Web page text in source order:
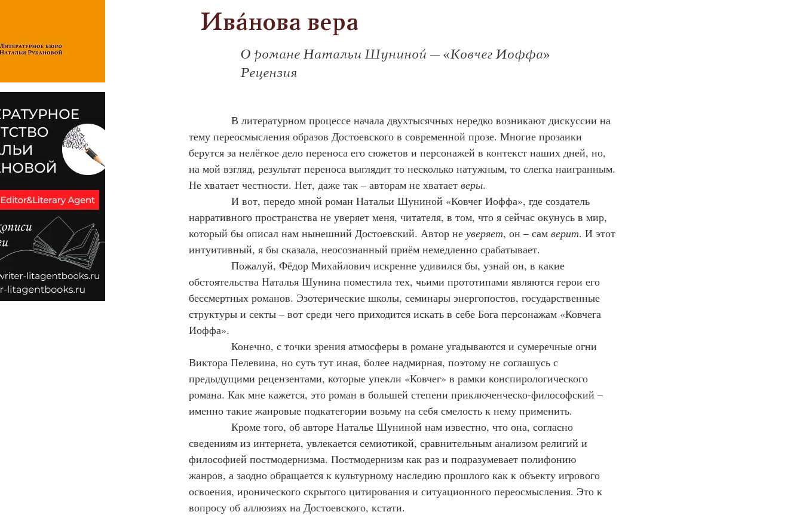
Ивáнова вера
О романе Натальи Шуниной – «Ковчег Иоффа»
Рецензия
В литературном процессе начала двухтысячных нередко возникают дискуссии на
тему переосмысления образов Достоевского в современной прозе. Многие прозаики
берутся за нелёгкое дело переноса его сюжетов и персонажей в контекст наших дней, но,
на мой взгляд, результат переноса выглядит то несколько натужным, то слегка наигранным.
Не хватает честности. Нет, даже так – авторам не хватает веры.
И вот, передо мной роман Натальи Шуниной «Ковчег Иоффа», где создатель
нарративного пространства не уверяет меня, читателя, в том, что я сейчас окунусь в мир,
который бы описал нам нынешний Достоевский. Автор не уверяет, он – сам верит. И этот
интуитивный, я бы сказала, неосознанный приём немедленно срабатывает.
Пожалуй, Фёдор Михайлович искренне удивился бы, узнай он, в какие
обстоятельства Наталья Шунина поместила тех, чьими прототипами являются герои его
бессмертных романов. Эзотерические школы, семинары энергопостов, государственные
структуры и секты – вот среди чего приходится искать в себе Бога персонажам «Ковчега
Иоффа».
Конечно, с точки зрения атмосферы в романе угадываются и сумеречные огни
Виктора Пелевина, но суть тут иная, более надмирная, поэтому не соглашусь с
предыдущими рецензентами, которые упекли «Ковчег» в рамки конспирологического
романа. Как мне кажется, это роман в большей степени приключенческо-философский –
именно такие жанровые подкатегории возьму на себя смелость к нему применить.
Кроме того, об авторе Наталье Шуниной нам известно, что она, согласно
сведениям из интернета, увлекается семиотикой, сравнительным анализом религий и
философией постмодернизма. Постмодернизм как раз и подразумевает полифонию
жанров, а заодно обращается к культурному наследию прошлого как к объекту игрового
освоения, иронического скрытого цитирования и ситуационного переосмысления. Это к
вопросу об аллюзиях на Достоевского, кстати.